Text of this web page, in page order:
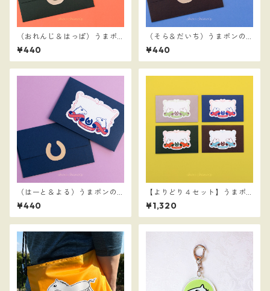
（おれんじ＆はっぱ）うまポ
ンのメッセージステッカーと
ミニ封筒
¥440
（そら＆だいち）うまポンの
メッセージステッカーとミニ
封筒
¥440
（はーと＆よる）うまポンの
メッセージステッカーとミニ
封筒
¥440
【よりどり４セット】うまポ
ンのメッセージステッカーと
ミニ封筒のセット
¥1,320